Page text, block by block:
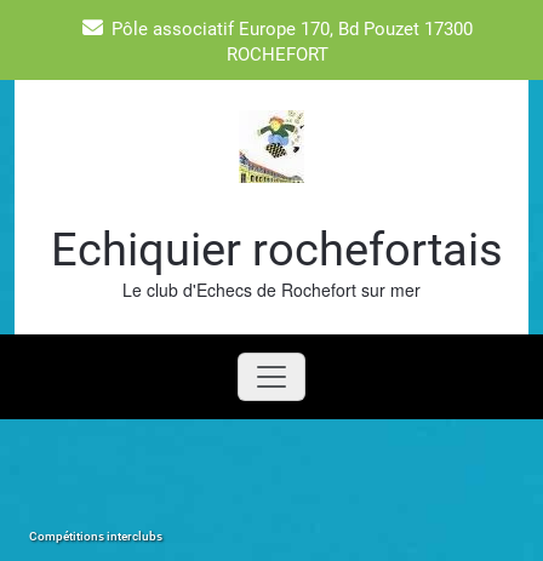
Pôle associatif Europe 170, Bd Pouzet 17300
ROCHEFORT
Echiquier rochefortais
Le club d'Echecs de Rochefort sur mer
Compétitions interclubs